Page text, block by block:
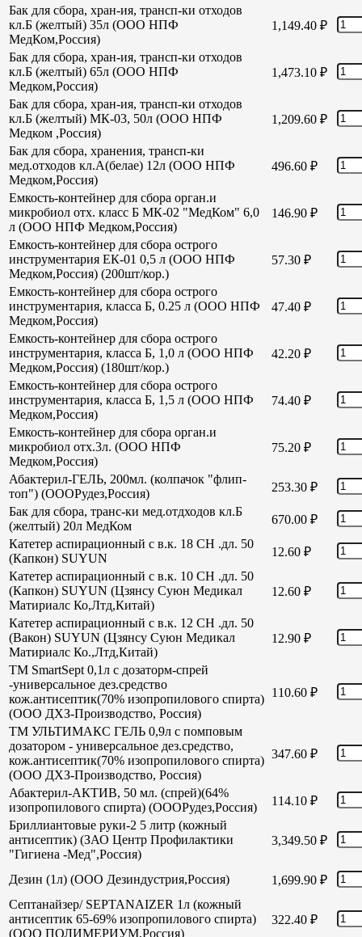
Бак для сбора, хран-ия, трансп-ки отходов
кл.Б (желтый) 35л (ООО НПФ
МедКом,Россия)
1,149.40 ₽
Бак для сбора, хран-ия, трансп-ки отходов
кл.Б (желтый) 65л (ООО НПФ
Медком,Россия)
1,473.10 ₽
Бак для сбора, хран-ия, трансп-ки отходов
кл.Б (желтый) МК-03, 50л (ООО НПФ
Медком ,Россия)
1,209.60 ₽
Бак для сбора, хранения, трансп-ки
мед.отходов кл.А(белае) 12л (ООО НПФ
Медком,Россия)
496.60 ₽
Емкость-контейнер для сбора орган.и
микробиол отх. класс Б МК-02 "МедКом" 6,0
л (ООО НПФ Медком,Россия)
146.90 ₽
Емкость-контейнер для сбора острого
инструментария ЕК-01 0,5 л (ООО НПФ
Медком,Россия) (200шт/кор.)
57.30 ₽
Емкость-контейнер для сбора острого
инструментария, класса Б, 0.25 л (ООО НПФ
Медком,Россия)
47.40 ₽
Емкость-контейнер для сбора острого
инструментария, класса Б, 1,0 л (ООО НПФ
Медком,Россия) (180шт/кор.)
42.20 ₽
Емкость-контейнер для сбора острого
инструментария, класса Б, 1,5 л (ООО НПФ
Медком,Россия)
74.40 ₽
Емкость-контейнер для сбора орган.и
микробиол отх.3л. (ООО НПФ
Медком,Россия)
75.20 ₽
Абактерил-ГЕЛЬ, 200мл. (колпачок "флип-
топ") (ОООРудез,Россия)
253.30 ₽
Бак для сбора, транс-ки мед.отдходов кл.Б
(желтый) 20л МедКом
670.00 ₽
Катетер аспирационный с в.к. 18 СН .дл. 50
(Капкон) SUYUN
12.60 ₽
Катетер аспирационный с в.к. 10 СН .дл. 50
(Капкон) SUYUN (Цзянсу Суюн Медикал
Матириалс Ко,Лтд,Китай)
12.60 ₽
Катетер аспирационный с в.к. 12 СН .дл. 50
(Вакон) SUYUN (Цзянсу Суюн Медикал
Матириалс Ко.,Лтд,Китай)
12.90 ₽
TM SmartSept 0,1л с дозаторм-спрей
-универсальное дез.средство
кож.антисептик(70% изопропилового спирта)
(ООО ДХЗ-Производство, Россия)
110.60 ₽
TM УЛЬТИМАКС ГЕЛЬ 0,9л с помповым
дозатором - универсальное дез.средство,
кож.антисептик(70% изопропилового спирта)
(ООО ДХЗ-Производство, Россия)
347.60 ₽
Абактерил-АКТИВ, 50 мл. (спрей)(64%
изопропилового спирта) (ОООРудез,Россия)
114.10 ₽
Бриллиантовые руки-2 5 литр (кожный
антисептик) (ЗАО Центр Профилактики
"Гигиена -Мед",Россия)
3,349.50 ₽
Дезин (1л) (ООО Дезиндустрия,Россия) 1,699.90 ₽
Септанайзер/ SEPTANAIZER 1л (кожный
антисептик 65-69% изопропилового спирта)
(ООО ПОЛИМЕРИУМ,Россия)
322.40 ₽